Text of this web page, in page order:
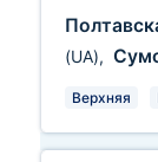
(UA),
Верхняя